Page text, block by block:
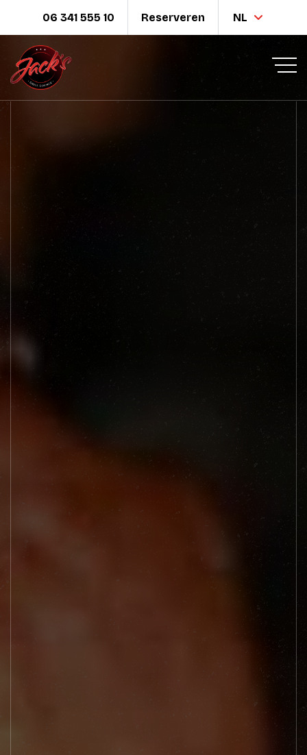
06 341 555 10 Reserveren NL